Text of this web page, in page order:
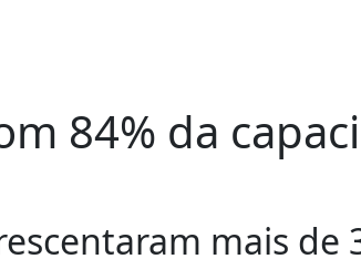
84% da
mais